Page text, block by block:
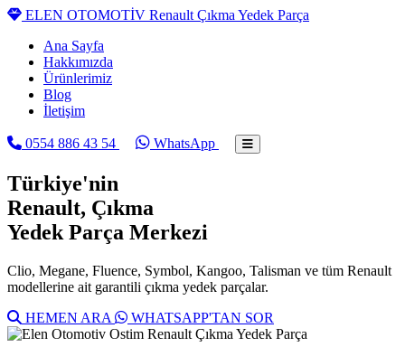
ELEN OTOMOTİV Renault Çıkma Yedek Parça
Ana Sayfa
Hakkımızda
Ürünlerimiz
Blog
İletişim
0554 886 43 54 WhatsApp
Türkiye'nin
Renault, Çıkma
Yedek Parça Merkezi
Clio, Megane, Fluence, Symbol, Kangoo, Talisman ve tüm Renault
modellerine ait garantili çıkma yedek parçalar.
HEMEN ARA
WHATSAPP'TAN SOR